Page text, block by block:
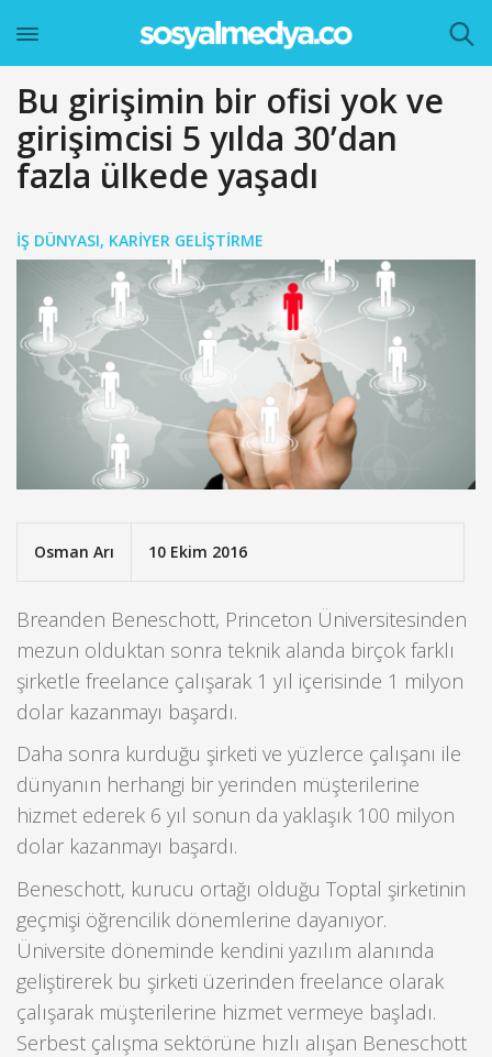
Bu girişimin bir ofisi yok ve
girişimcisi 5 yılda 30’dan
fazla ülkede yaşadı
İŞ DÜNYASI, KARIYER GELIŞTIRME
Osman Arı 10 Ekim 2016
Breanden Beneschott, Princeton Üniversitesinden
mezun olduktan sonra teknik alanda birçok farklı
şirketle freelance çalışarak 1 yıl içerisinde 1 milyon
dolar kazanmayı başardı.
Daha sonra kurduğu şirketi ve yüzlerce çalışanı ile
dünyanın herhangi bir yerinden müşterilerine
hizmet ederek 6 yıl sonun da yaklaşık 100 milyon
dolar kazanmayı başardı.
Beneschott, kurucu ortağı olduğu Toptal şirketinin
geçmişi öğrencilik dönemlerine dayanıyor.
Üniversite döneminde kendini yazılım alanında
geliştirerek bu şirketi üzerinden freelance olarak
çalışarak müşterilerine hizmet vermeye başladı.
Serbest çalışma sektörüne hızlı alışan Beneschott